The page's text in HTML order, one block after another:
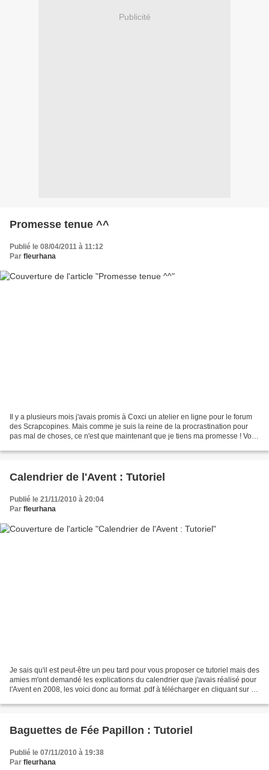
Publicité
Promesse tenue ^^
Publié le 08/04/2011 à 11:12
Par fleurhana
Il y a plusieurs mois j'avais promis à Coxci un atelier en ligne pour le forum
des Scrapcopines. Mais comme je suis la reine de la procrastination pour
pas mal de choses, ce n'est que maintenant que je tiens ma promesse ! Voici
Calendrier de l'Avent : Tutoriel
Publié le 21/11/2010 à 20:04
Par fleurhana
Je sais qu'il est peut-être un peu tard pour vous proposer ce tutoriel mais des
amies m'ont demandé les explications du calendrier que j'avais réalisé pour
l'Avent en 2008, les voici donc au format .pdf à télécharger en cliquant sur le
Baguettes de Fée Papillon : Tutoriel
Publié le 07/11/2010 à 19:38
Par fleurhana